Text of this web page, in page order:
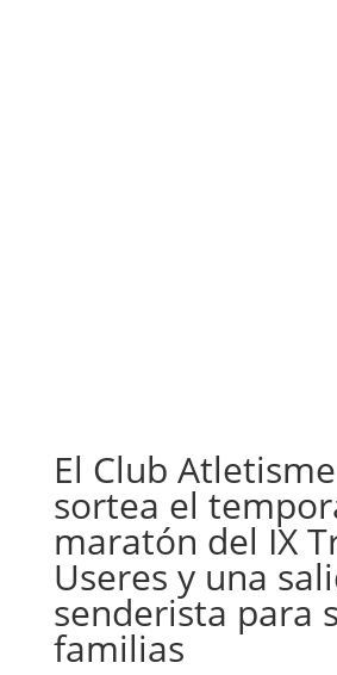
El Club
sortea el
maratón del IX
Useres y una
senderista para
familias